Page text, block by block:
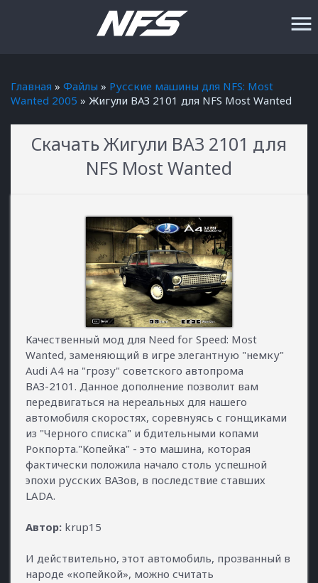
menu
Главная » Файлы » Русские машины для NFS: Most
Wanted 2005 » Жигули ВАЗ 2101 для NFS Most Wanted
Скачать Жигули ВАЗ 2101 для
NFS Most Wanted
Качественный мод для Need for Speed: Most
Wanted, заменяющий в игре элегантную "немку"
Audi A4 на "грозу" советского автопрома
ВАЗ-2101. Данное дополнение позволит вам
передвигаться на нереальных для нашего
автомобиля скоростях, соревнуясь с гонщиками
из "Черного списка" и бдительными копами
Рокпорта."Копейка" - это машина, которая
фактически положила начало столь успешной
эпохи русских ВАЗов, в последствие ставших
LADA.
Автор: krup15
И действительно, этот автомобиль, прозванный в
народе «копейкой», можно считать